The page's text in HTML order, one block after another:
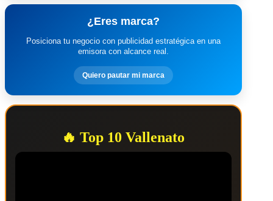
¿Eres marca?
Posiciona tu negocio con publicidad estratégica en una
emisora con alcance real.
Quiero pautar mi marca
🔥 Top 10 Vallenato